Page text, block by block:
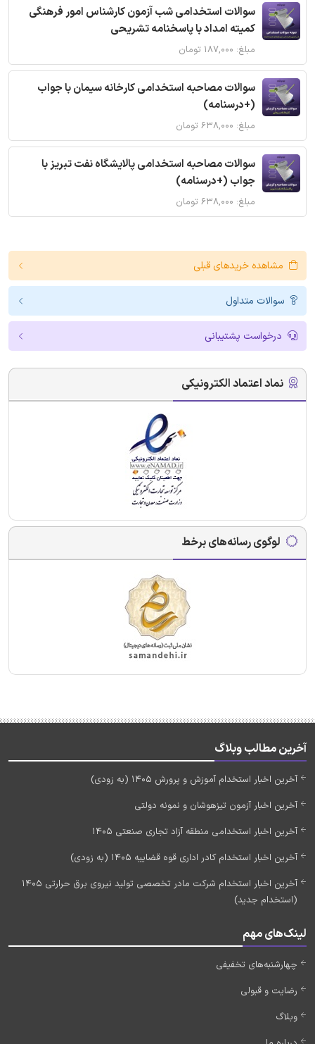
سوالات استخدامی شب آزمون کارشناس امور فرهنگی
کمیته امداد با پاسخنامه تشریحی
مبلغ: ۱۸۷,۰۰۰ تومان
سوالات مصاحبه استخدامی کارخانه سیمان با جواب
(+درسنامه)
مبلغ: ۶۳۸,۰۰۰ تومان
سوالات مصاحبه استخدامی پالایشگاه نفت تبریز با
جواب (+درسنامه)
مبلغ: ۶۳۸,۰۰۰ تومان
مشاهده خریدهای قبلی
سوالات متداول
درخواست پشتیبانی
نماد اعتماد الکترونیکی
لوگوی رسانه‌های برخط
آخرین مطالب وبلاگ
آخرین اخبار استخدام آموزش و پرورش 1405 (به زودی)
آخرین اخبار آزمون تیزهوشان و نمونه دولتی
آخرین اخبار استخدامی منطقه آزاد تجاری صنعتی 1405
آخرین اخبار استخدام کادر اداری قوه قضاییه 1405 (به زودی)
آخرین اخبار استخدام شرکت مادر تخصصی تولید نیروی برق حرارتی 1405
(استخدام جدید)
لینک‌های مهم
چهارشنبه‌های تخفیفی
رضایت و قبولی
وبلاگ